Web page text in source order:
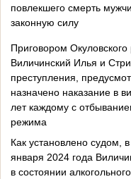
повлекшего смерть
законную силу
Приговором
Виличинский Илья и
преступления,
назначено наказание в
лет каждому с
режима
Как установлено судом,
января 2024 года
в состоянии